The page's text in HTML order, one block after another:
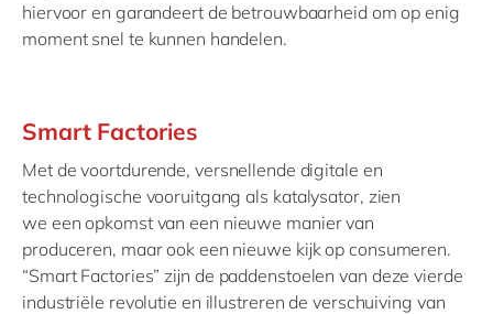
hiervoor en garandeert de betrouwbaarheid om op enig
moment snel te kunnen handelen.
Smart Factories
Met de voortdurende, versnellende digitale en
technologische vooruitgangals katalysator, zien
we eenopkomst vaneen nieuwe manier van
produceren, maar ook een nieuwe kijk op consumeren.
“Smart Factories” zijn de paddenstoelen van deze vierde
industriële revolutie en illustreren de verschuiving van